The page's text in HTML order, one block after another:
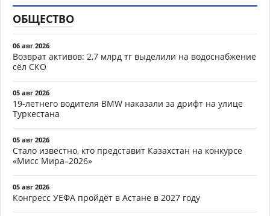
ОБЩЕСТВО
06 авг 2026
Возврат активов: 2,7 млрд тг выделили на водоснабжение
сёл СКО
05 авг 2026
19-летнего водителя BMW наказали за дрифт на улице
Туркестана
05 авг 2026
Стало известно, кто представит Казахстан на конкурсе
«Мисс Мира–2026»
05 авг 2026
Конгресс УЕФА пройдёт в Астане в 2027 году